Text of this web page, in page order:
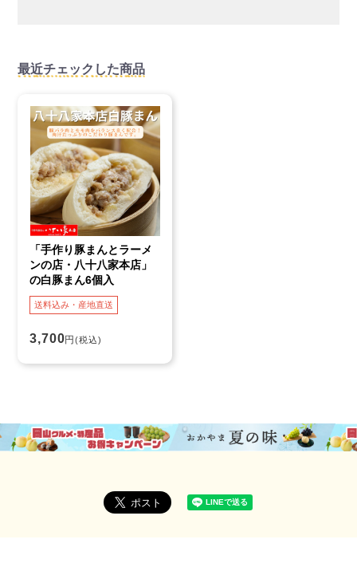
最近チェックした商品
「手作り豚まんとラーメ
ンの店・八十八家本店」
の白豚まん6個入
送料込み・産地直送
3,700円(税込)